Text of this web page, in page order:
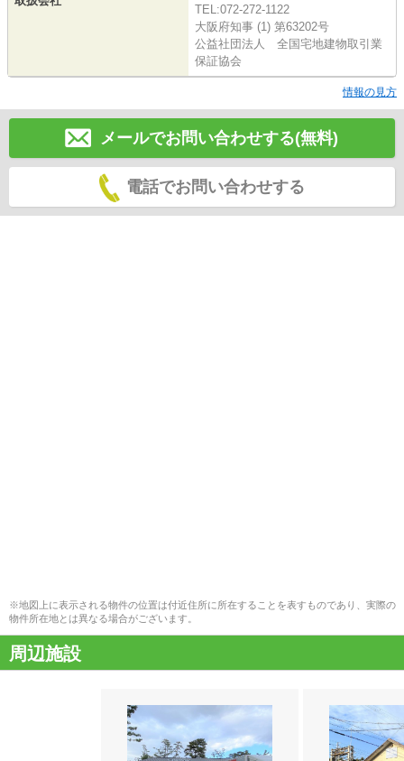
TEL:072-272-1122
大阪府知事 (1) 第63202号
公益社団法人 全国宅地建物取引業
保証協会
情報の見方
メールでお問い合わせする(無料)
電話でお問い合わせする
※地図上に表示される物件の位置は付近住所に所在することを表すものであり、実際の
物件所在地とは異なる場合がございます。
周辺施設